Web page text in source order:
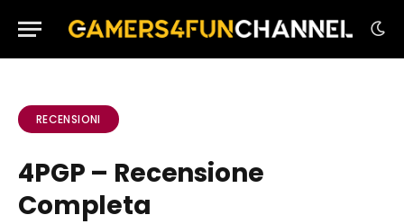
RECENSIONI
4PGP – Recensione
Completa